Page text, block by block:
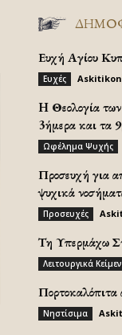
Ευχή Αγίου
Ευχές Askitikon
H Θεολογία των
3ήμερα και τα
Ωφέλημα Ψυχής
Προσευχή για
ψυχικά
Προσευχές
Τη Υπερμάχω
Λειτουργικά
Πορτοκαλόπιτα
Νηστίσιμα